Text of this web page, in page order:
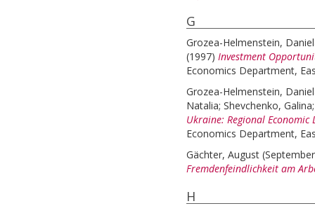
G
Grozea-Helmenstein,
(1997) Investment
Economics Department,
Grozea-Helmenstein,
Natalia; Shevchenko, Galina
Ukraine: Regional Economic
Economics Department,
Gächter, August
Fremdenfeindlichkeit am
H